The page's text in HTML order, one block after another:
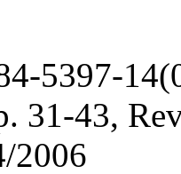
5397-
31-43,
2006